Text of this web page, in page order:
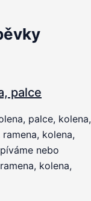
palce
palce, kolena,
kolena,
nebo
kolena,